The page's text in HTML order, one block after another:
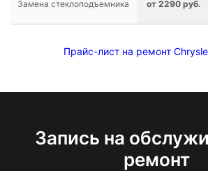
Замена стеклоподъемника от 2290 руб.
Прайс-лист на ремонт
Запись на
ремонт